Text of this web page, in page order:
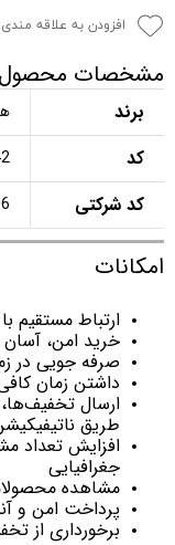
افزودن به علاقه
مشخصات محصول
برند
کد
کد شرکتی
امکانات
ارتباط مستقیم
خرید امن، آسان و ۲۴
صرفه جویی در
داشتن زمان
ارسال
طریق
افزایش تعداد
جغرافیایی
مشاهده
پرداخت امن و
برخورداری از